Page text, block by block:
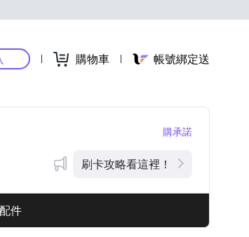
購物車 帳號綁定送
購承諾
刷卡攻略看這裡！
配件